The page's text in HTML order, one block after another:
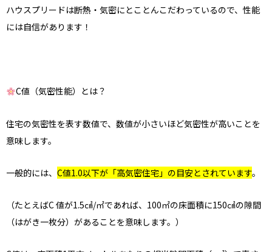
ハウスプリードは断熱・気密にとことんこだわっているので、性能
には自信があります！
C値（気密性能）とは？
住宅の気密性を表す数値で、数値が小さいほど気密性が高いことを
意味します。
一般的には、 C値1.0以下が「高気密住宅」の目安とされています。
（たとえばC 値が1.5㎠/㎡であれば、100㎡の床面積に150㎠の隙間
（はがき一枚分）があることを意味します。）